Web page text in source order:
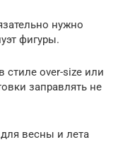
нужно
фигуры.
стиле over-size или
заправлять не
весны и лета